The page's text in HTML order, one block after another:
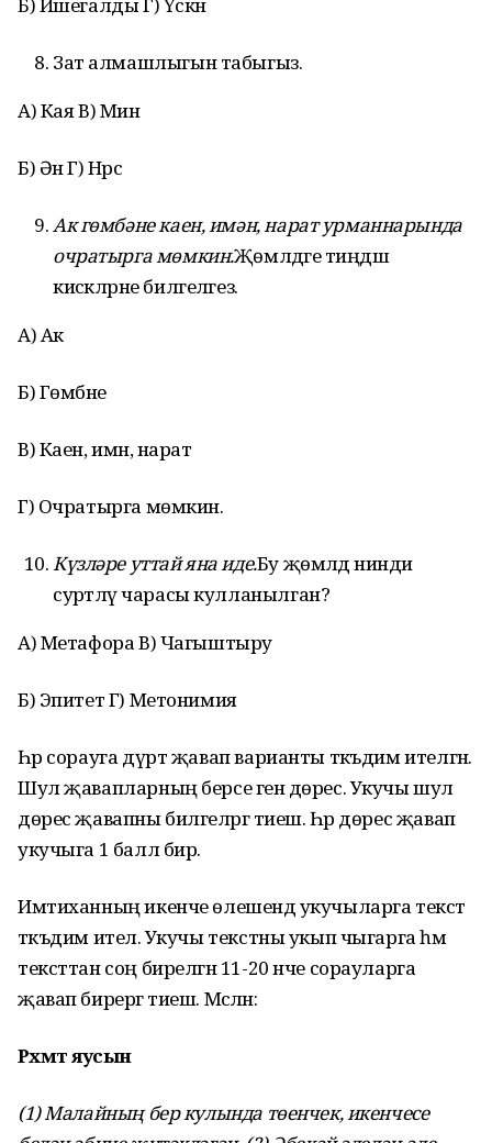
Зат алмашлыгын табыгыз.
А) Кая В) Мин
Б) Әнә Г) Нәрсә
Ак гөмбәне каен, имән, нарат урманнарында
очратырга мөмкин.Җөмләдәге тиңдәш
кисәкләрне билгеләгез.
А) Ак
Б) Гөмбәне
В) Каен, имән, нарат
Г) Очратырга мөмкин.
Күзләре уттай яна иде.Бу җөмләдә нинди
сурәтләү чарасы кулланылган?
А) Метафора В) Чагыштыру
Б) Эпитет Г) Метонимия
Һәр сорауга дүрт җавап варианты тәкъдим ителгән.
Шул җавапларның берсе генә дөрес. Укучы шул
дөрес җавапны билгеләргә тиеш. Һәр дөрес җавап
укучыга 1 балл бирә.
Имтиханның икенче өлешендә укучыларга текст
тәкъдим ителә. Укучы текстны укып чыгарга һәм
тексттан соң бирелгән 11-20 нче сорауларга
җавап бирергә тиеш. Мәсәлән:
Рәхмәт яусын
(1) Малайның бер кулында төенчек, икенчесе